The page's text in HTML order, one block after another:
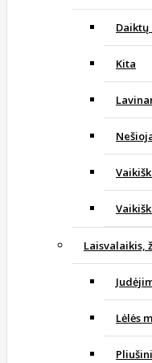
Daiktų
Kita
Laisvalaikis,
Lėlės